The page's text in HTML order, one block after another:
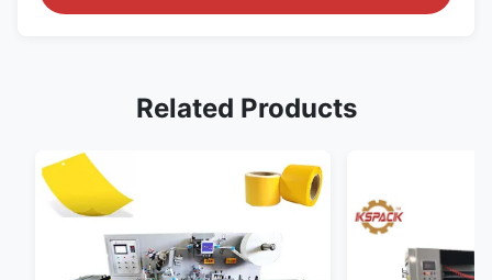
Related Products